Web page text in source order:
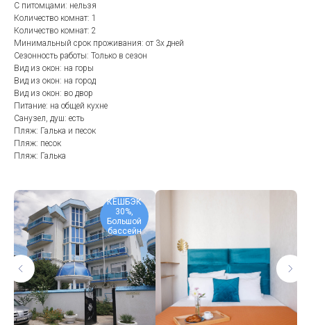
С питомцами: нельзя
Количество комнат: 1
Количество комнат: 2
Минимальный срок проживания: от 3х дней
Сезонность работы: Только в сезон
Вид из окон: на горы
Вид из окон: на город
Вид из окон: во двор
Питание: на общей кухне
Санузел, душ: есть
Пляж: Галька и песок
Пляж: песок
Пляж: Галька
КЕШБЭК
30%,
Большой
бассейн